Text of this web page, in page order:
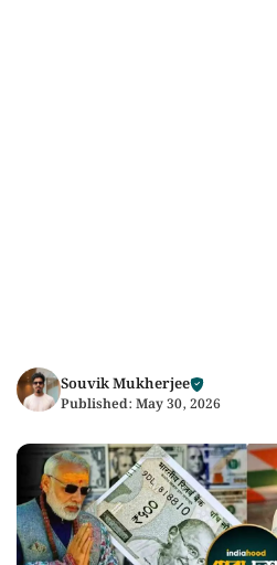
Souvik Mukherjee
Published: May 30, 2026